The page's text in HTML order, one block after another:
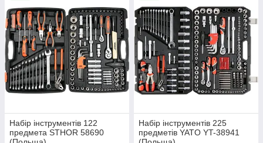
Набір інструментів 122
предмета STHOR 58690
Набір інструментів 225
предметів YATO YT-38941